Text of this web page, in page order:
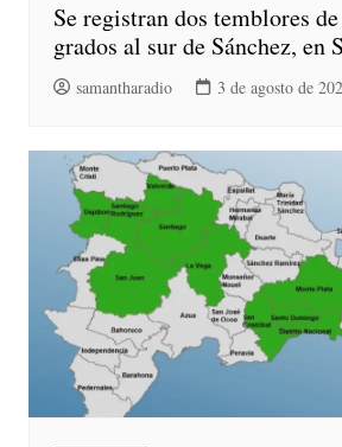
Se registran dos temblores
grados al sur de Sánchez, en
samantharadio 3 de agosto de